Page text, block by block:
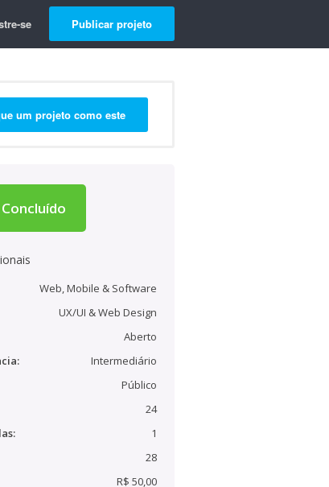
se Publicar projeto
um projeto como este
Concluído
Web, Mobile & Software
UX/UI & Web Design
Aberto
Intermediário
Público
24
1
28
R$ 50,00